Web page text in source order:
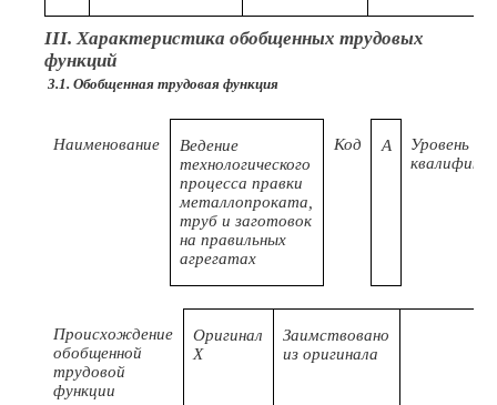
III. Характеристика обобщенных трудовых
функций
3.1. Обобщенная трудовая функция
Наименование
Ведение
технологического
процесса правки
металлопроката,
труб и заготовок
на правильных
агрегатах
Код А
Уровень
Происхождение
обобщенной
трудовой
функции
Оригинал
X
Заимствовано
из оригинала